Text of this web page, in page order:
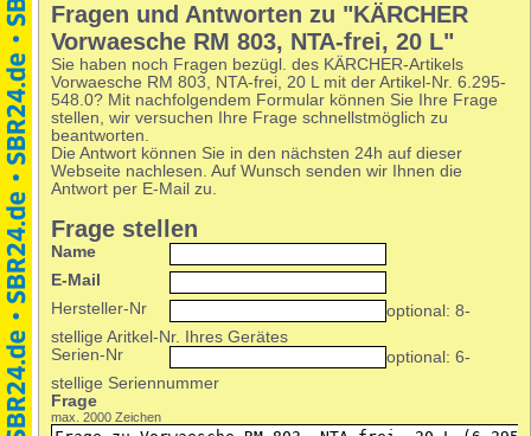
Fragen und Antworten zu "KÄRCHER
Vorwaesche RM 803, NTA-frei, 20 L"
Sie haben noch Fragen bezügl. des KÄRCHER-Artikels
Vorwaesche RM 803, NTA-frei, 20 L mit der Artikel-Nr. 6.295-
548.0? Mit nachfolgendem Formular können Sie Ihre Frage
stellen, wir versuchen Ihre Frage schnellstmöglich zu
beantworten.
Die Antwort können Sie in den nächsten 24h auf dieser
Webseite nachlesen. Auf Wunsch senden wir Ihnen die
Antwort per E-Mail zu.
Frage stellen